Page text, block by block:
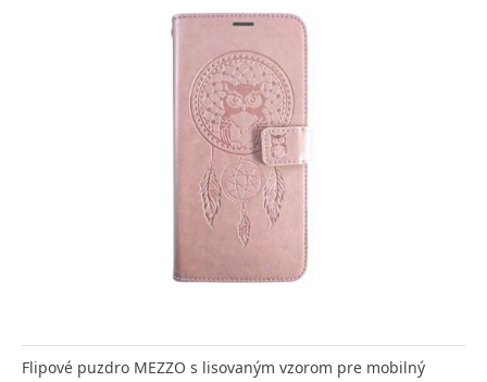
Flipové puzdro MEZZO s lisovaným vzorom pre mobilný